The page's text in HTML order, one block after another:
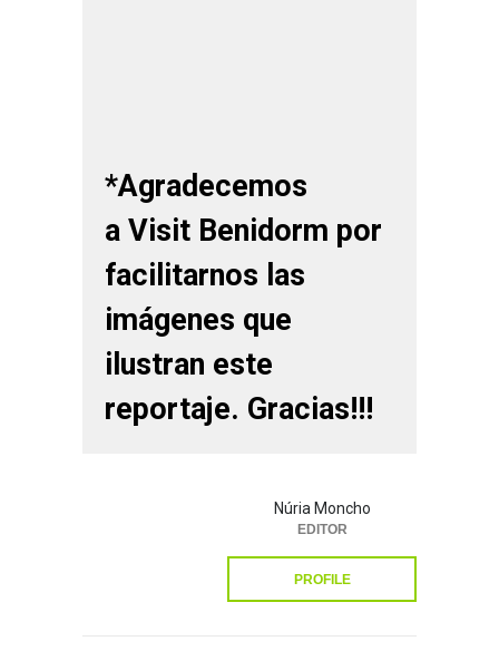
*Agradecemos
a Visit Benidorm por
facilitarnos las
imágenes que
ilustran este
reportaje. Gracias!!!
Núria Moncho
EDITOR
PROFILE